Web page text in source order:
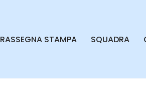
RASSEGNA STAMPA SQUADRA